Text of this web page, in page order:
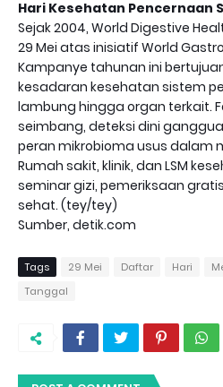
Hari Kesehatan Pencernaan
Sejak 2004, World Digestive
29 Mei atas inisiatif World
Kampanye tahunan ini
kesadaran kesehatan sistem
lambung hingga organ terkait.
seimbang, deteksi dini
peran mikrobioma usus dalam
Rumah sakit, klinik, dan LSM
seminar gizi, pemeriksaan
sehat. (tey/tey)
Sumber, detik.com
Tags 29 Mei Daftar Hari
Tanggal